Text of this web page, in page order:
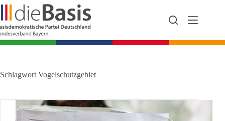
Zum
Inhalt
springen
Schlagwort Vogelschutzgebiet